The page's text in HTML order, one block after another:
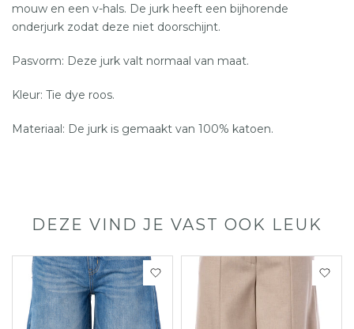
mouw en een v-hals. De jurk heeft een bijhorende
onderjurk zodat deze niet doorschijnt.
Pasvorm: Deze jurk valt normaal van maat.
Kleur: Tie dye roos.
Materiaal: De jurk is gemaakt van 100% katoen.
DEZE VIND JE VAST OOK LEUK